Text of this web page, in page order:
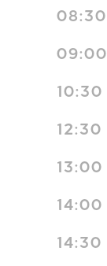
08:30
09:00
10:30
12:30
13:00
14:00
14:30